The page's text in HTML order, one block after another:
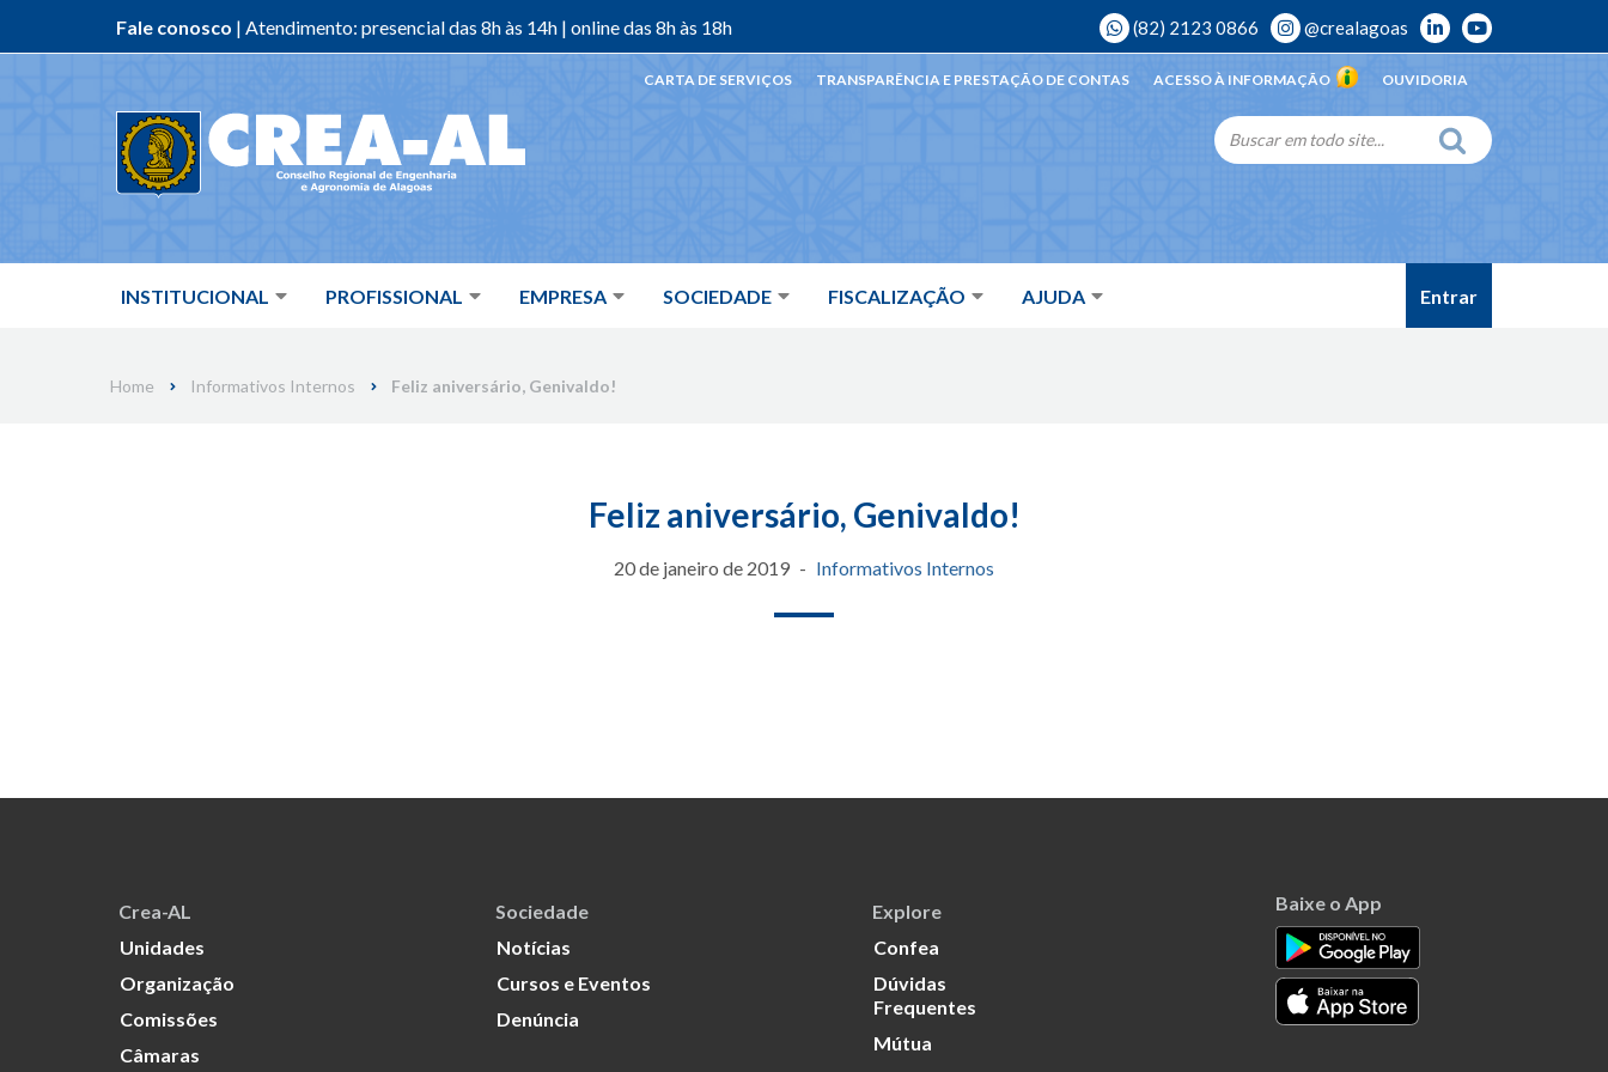
Fale conosco | Atendimento: presencial das 8h às 14h | online das 8h às 18h (82) 2123 0866 @crealagoas
INSTITUCIONAL PROFISSIONAL EMPRESA SOCIEDADE FISCALIZAÇÃO AJUDA
OUVIDORIA
ACESSO À INFORMAÇÃO
TRANSPARÊNCIA E PRESTAÇÃO DE CONTAS
CARTA DE SERVIÇOS
Entrar
Home Informativos Internos Feliz aniversário, Genivaldo!
Feliz aniversário, Genivaldo!
20 de janeiro de 2019 Informativos Internos
Crea-AL
Unidades
Organização
Comissões
Câmaras
Sociedade
Notícias
Cursos e Eventos
Denúncia
Explore
Confea
Dúvidas
Frequentes
Mútua
Baixe o App